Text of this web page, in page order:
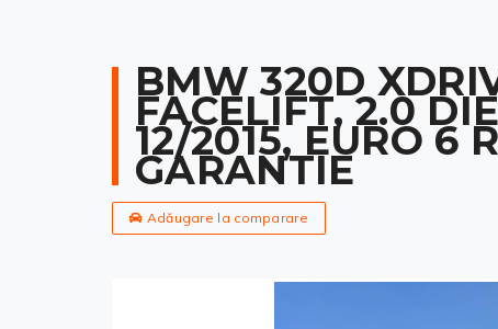
BMW 320D
FACELIFT, 2.0
12/2015, EURO 6
GARANTIE
Adăugare la comparare